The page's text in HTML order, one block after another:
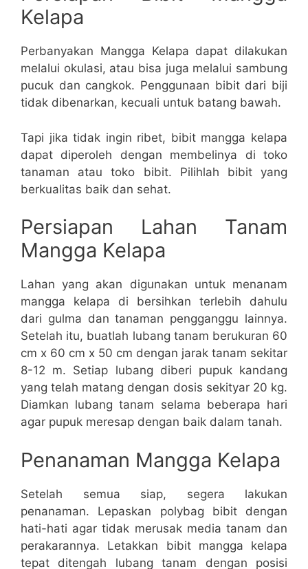
Kelapa
Perbanyakan Mangga Kelapa dapat dilakukan
melalui okulasi, atau bisa juga melalui sambung
pucuk dan cangkok. Penggunaan bibit dari biji
tidak dibenarkan, kecuali untuk batang bawah.
Tapi jika tidak ingin ribet, bibit mangga kelapa
dapat diperoleh dengan membelinya di toko
tanaman atau toko bibit. Pilihlah bibit yang
berkualitas baik dan sehat.
Persiapan Lahan Tanam
Mangga Kelapa
Lahan yang akan digunakan untuk menanam
mangga kelapa di bersihkan terlebih dahulu
dari gulma dan tanaman pengganggu lainnya.
Setelah itu, buatlah lubang tanam berukuran 60
cm x 60 cm x 50 cm dengan jarak tanam sekitar
8-12 m. Setiap lubang diberi pupuk kandang
yang telah matang dengan dosis sekityar 20 kg.
Diamkan lubang tanam selama beberapa hari
agar pupuk meresap dengan baik dalam tanah.
Penanaman Mangga Kelapa
Setelah semua siap, segera lakukan
penanaman. Lepaskan polybag bibit dengan
hati-hati agar tidak merusak media tanam dan
perakarannya. Letakkan bibit mangga kelapa
tepat ditengah lubang tanam dengan posisi